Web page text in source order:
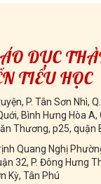
DỤC
TIỂU HỌC
P. Tân Sơn Nhì,
Bình Hưng Hòa A,
Thương, p25, quận
Quang Nghị
32, P. Đông Hưng
Kỳ, Tân Phú